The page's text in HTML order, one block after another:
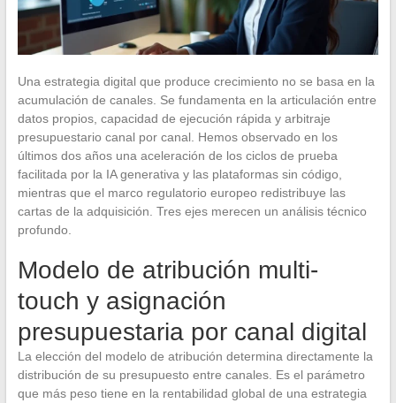
Una estrategia digital que produce crecimiento no se basa en la
acumulación de canales. Se fundamenta en la articulación entre
datos propios, capacidad de ejecución rápida y arbitraje
presupuestario canal por canal. Hemos observado en los
últimos dos años una aceleración de los ciclos de prueba
facilitada por la IA generativa y las plataformas sin código,
mientras que el marco regulatorio europeo redistribuye las
cartas de la adquisición. Tres ejes merecen un análisis técnico
profundo.
Modelo de atribución multi-
touch y asignación
presupuestaria por canal digital
La elección del modelo de atribución determina directamente la
distribución de su presupuesto entre canales. Es el parámetro
que más peso tiene en la rentabilidad global de una estrategia